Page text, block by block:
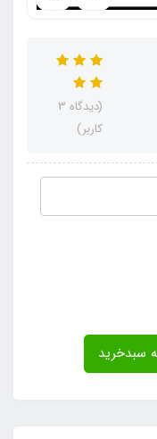
(دیدگاه 3
کاربر)